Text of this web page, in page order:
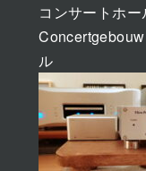
コンサートホ
ル